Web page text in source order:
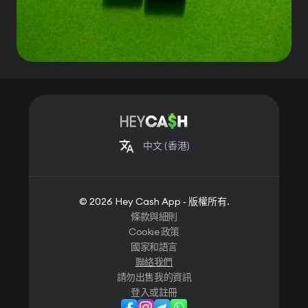
中文(香港)
© 2026 Hey Cash App ‐ 版權所有.
條款與細則
Cookie 政策
國家和語言
聯絡我們
請勿出售我的資訊
登入或註冊